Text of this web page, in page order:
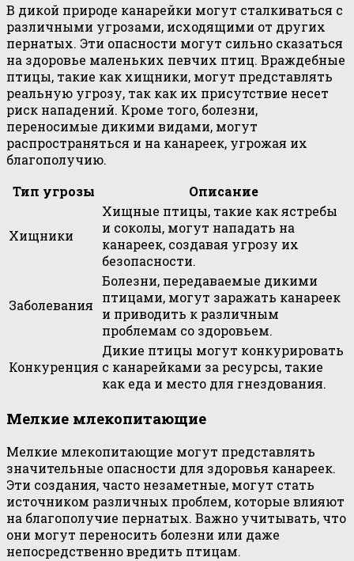
В дикой природе канарейки могут сталкиваться с
различными угрозами, исходящими от других
пернатых. Эти опасности могут сильно сказаться
на здоровье маленьких певчих птиц. Враждебные
птицы, такие как хищники, могут представлять
реальную угрозу, так как их присутствие несет
риск нападений. Кроме того, болезни,
переносимые дикими видами, могут
распространяться и на канареек, угрожая их
благополучию.
Тип угрозы
Описание
Хищники
Хищные птицы, такие как ястребы
и соколы, могут нападать на
канареек, создавая угрозу их
безопасности.
Заболевания
Болезни, передаваемые дикими
птицами, могут заражать канареек
и приводить к различным
проблемам со здоровьем.
Конкуренция
Дикие птицы могут конкурировать
с канарейками за ресурсы, такие
как еда и место для гнездования.
Мелкие млекопитающие
Мелкие млекопитающие могут представлять
значительные опасности для здоровья канареек.
Эти создания, часто незаметные, могут стать
источником различных проблем, которые влияют
на благополучие пернатых. Важно учитывать, что
они могут переносить болезни или даже
непосредственно вредить птицам.